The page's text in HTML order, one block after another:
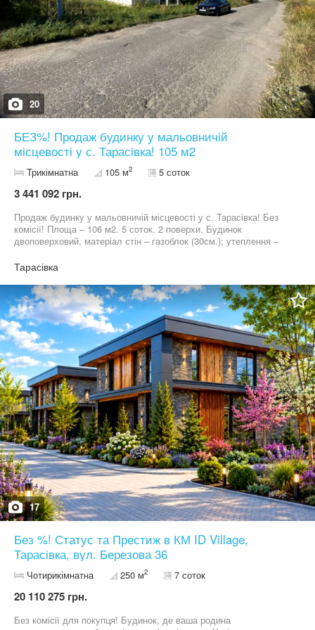
20
БЕЗ%! Продаж будинку у мальовничій
місцевості у с. Тарасівка! 105 м2
Трикімнатна 105 м2 5 соток
3 441 092 грн.
Продаж будинку у мальовничій місцевості у с. Тарасівка! Без
комісії! Площа – 106 м2. 5 соток. 2 поверхи. Будинок
двоповерховий, матеріал стін – газоблок (30см.); утеплення –
дах – метало черепиця; утеплення даху – мінвата 200мм; вікна –
двокамерний склопакет; висота стелі на першому та другому
поверхах – 2,8м. Розведена сантехніка у двох санвузлах ( на
1му та 2му поверсі) та на кухні. Підключена електрика - 10 кВт.
Планування: Перший поверх - коридор; санвузол; кухня-
вітальня; столова зона; спальна кімната; хоз приміщення під
сходами - можна розглянути під комірку; ґанок на фасаді та
тераса з кухні у двір. Другий поверх - санвузол; дві спальні
кімнати, які можуть бути поділені або на 4 кімнати або на 3
кімнати. Кімнати прямокутної форми, що дає змогу зонально
розділити простір на спальне місце/робочу зону/ гардеробне
приміщення. Земельна ділянка 5 соток - правильної квадратної
форми. Є свердловина. Два септика з переливом. Будинок
підлаштований під електричне опалення, але є можливість
підключити газ. Будинок на етапі завершення будівництва.
Будинок розташований у мальовничому місці. Вид з вікон та
тераси на ліс, поруч багато озер. Сусідні ділянки майже всі
забудовані. Асфальтований під`їзд до самого будинку. Ціна – 77
000 $
Тарасівка
17
Без %! Статус та Престиж в КМ ID Village,
Тарасівка, вул. Березова 36
Чотирикімнатна 250 м2 7 соток
20 110 275 грн.
Без комісії для покупця! Будинок, де ваша родина